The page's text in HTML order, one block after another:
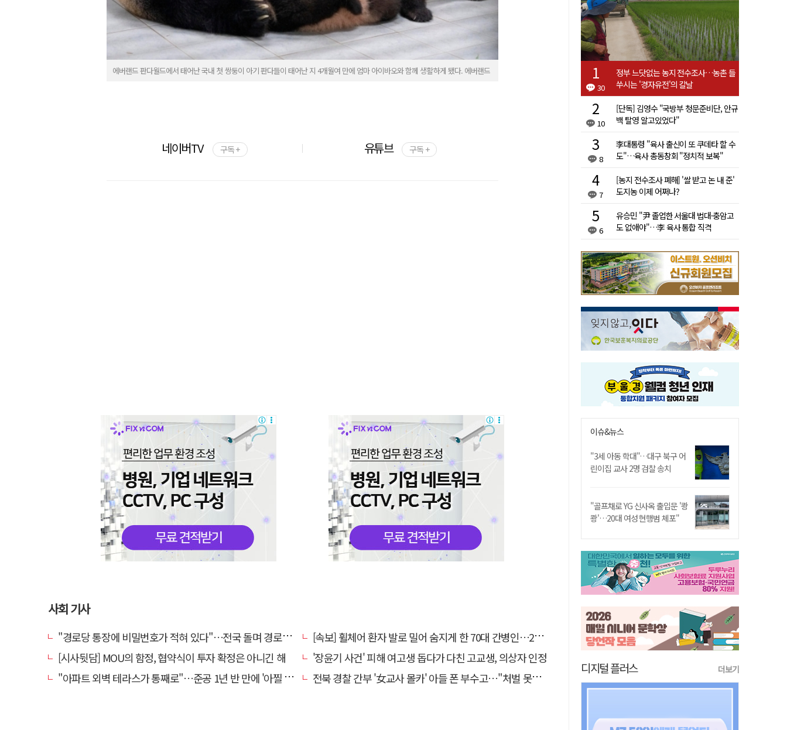
에버랜드 판다월드에서 태어난 국내 첫 쌍둥이 아기 판다들이 태어난 지 4개월여 만에 엄마 아이바오와 함께 생활하게 됐다. 에버랜드
네이버TV 구독 + 유튜브 구독 +
사회 기사
"경로당 통장에 비밀번호가 적혀 있다"…전국 돌며 경로당 13곳 턴 30대 구속
[속보] 휠체어 환자 발로 밀어 숨지게 한 70대 간병인…2심도 집행유예
[시사뒷담] MOU의 함정, 협약식이 투자 확정은 아니긴 해
'장윤기 사건' 피해 여고생 돕다가 다친 고교생, 의상자 인정
"아파트 외벽 테라스가 통째로"…준공 1년 반 만에 '아찔 사고'
전북 경찰 간부 '女교사 몰카' 아들 폰 부수고…"처벌 못하는 사안" 내부망에 글
30
정부 느닷없는 농지 전수조사…농촌 들
쑤시는 '경자유전'의 칼날
10
[단독] 김영수 "국방부 청문준비단, 안규
백 탈영 알고있었다"
8
李대통령 "육사 출신이 또 쿠데타 할 수
도"…육사 총동창회 "정치적 보복"
7
[농지 전수조사 폐해] '쌀 받고 논 내 준'
도지농 이제 어쩌나?
6
유승민 "尹 졸업한 서울대 법대·충암고
도 없애야"…李 육사 통합 직격
이슈&뉴스
"3세 아동 학대"…대구 북구 어
린이집 교사 2명 검찰 송치
"골프채로 YG 신사옥 출입문 '쾅
쾅'…20대 여성 현행범 체포"
디지털 플러스 더보기